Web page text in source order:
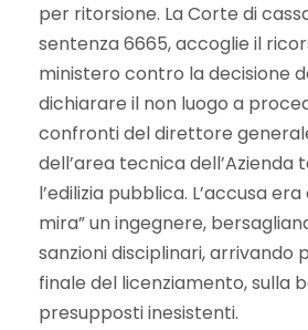
per ritorsione. La Corte di
sentenza 6665, accoglie il
ministero contro la decisione
dichiarare il non luogo a
confronti del direttore
dell’area tecnica
l’edilizia pubblica. L’accusa
mira” un ingegnere,
sanzioni disciplinari, arrivando
finale del licenziamento, sulla
presupposti inesistenti.